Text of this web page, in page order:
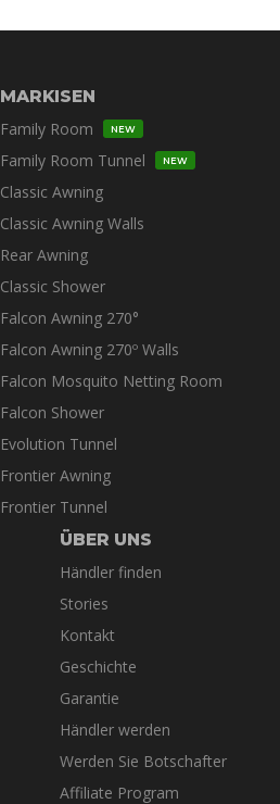
MARKISEN
Family Room
NEW
Family Room Tunnel NEW
Classic Awning
Classic Awning Walls
Rear Awning
Classic Shower
Falcon Awning 270°
Falcon Awning 270º Walls
Falcon Mosquito Netting Room
Falcon Shower
Evolution Tunnel
Frontier Awning
Frontier Tunnel
ÜBER UNS
Händler finden
Stories
Kontakt
Geschichte
Garantie
Händler werden
Werden Sie Botschafter
Affiliate Program